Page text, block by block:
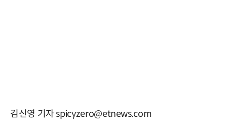
김신영 기자 spicyzero@etnews.com